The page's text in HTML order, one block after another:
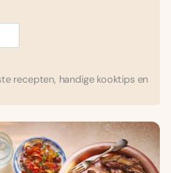
recepten, handige kooktips en